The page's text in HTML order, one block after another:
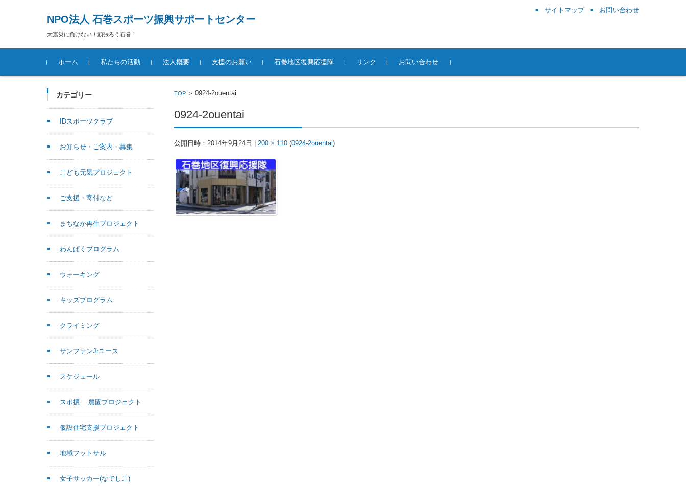
NPO法人 石巻スポーツ振興サポートセンター
大震災に負けない！頑張ろう石巻！
サイトマップ お問い合わせ
コンテンツに移動
ホーム
私たちの活動 法人概要 支援のお願い 石巻地区復興応援隊 リンク お問い合わせ
TOP> 0924-2ouentai
0924-2ouentai
公開日時： 2014年9月24日 200 × 110(0924-2ouentai)
カテゴリー
IDスポーツクラブ
お知らせ・ご案内・募集
こども元気プロジェクト
ご支援・寄付など
まちなか再生プロジェクト
わんぱくプログラム
ウォーキング
キッズプログラム
クライミング
サンファンJrユース
スケジュール
スポ振 農園プロジェクト
仮設住宅支援プロジェクト
地域フットサル
女子サッカー(なでしこ)